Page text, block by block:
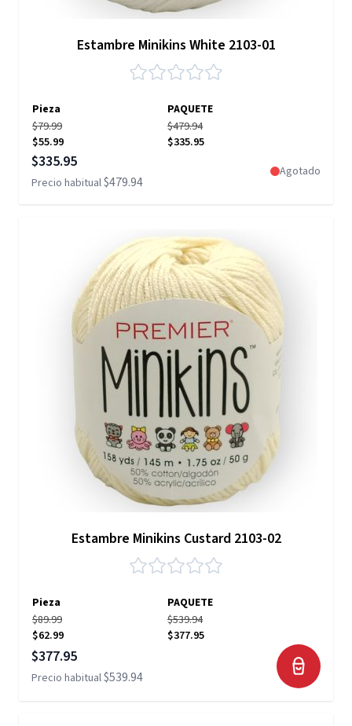
Estambre Minikins White 2103-01
Pieza
PAQUETE
$79.99
$55.99
$479.94
$335.95
Precio especial
$335.95
Precio habitual$479.94
Agotado
Estambre Minikins Custard 2103-02
Pieza
PAQUETE
$89.99
$62.99
$539.94
$377.95
Precio especial
$377.95
Precio habitual$539.94